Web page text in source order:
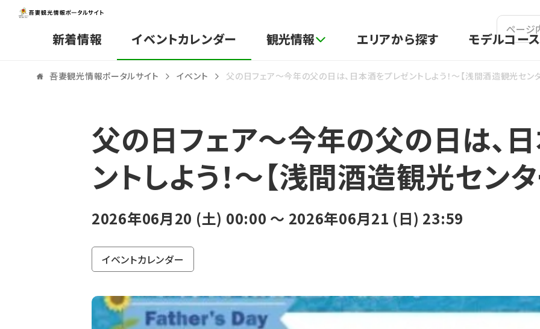
新着情報 イベントカレンダー 観光情報 エリアから探す モデルコース
吾妻観光情報ポータルサイト イベント 父の日フェア～今年の父の日は、日本酒をプレゼントしよう！～【浅間酒造観光セン
父の日フェア～今年の父の日は、
ントしよう！～【浅間酒造観光センタ
2026年06月20 (土) 00:00 〜 2026年06月21 (日) 23:59
イベントカレンダー